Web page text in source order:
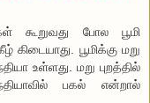
கூறுவது போல பூமி
பூமிக்கு மறு
உள்ளது. மறு புறத்தில்
பகல் என்றால்